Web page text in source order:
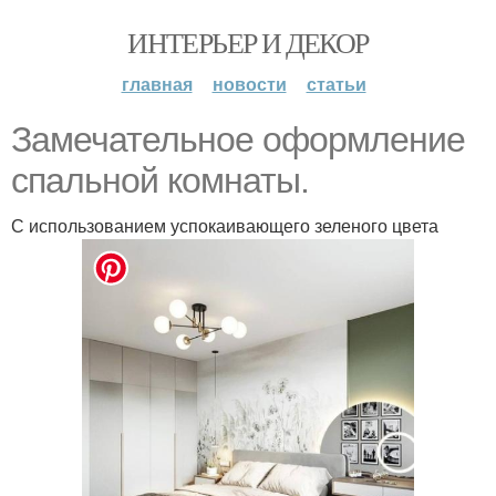
ИНТЕРЬЕР И ДЕКОР
главная новости статьи
Замечательное оформление
спальной комнаты.
С использованием успокаивающего зеленого цвета